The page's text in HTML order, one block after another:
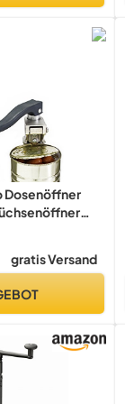
Dosenöffner
gratis Versand